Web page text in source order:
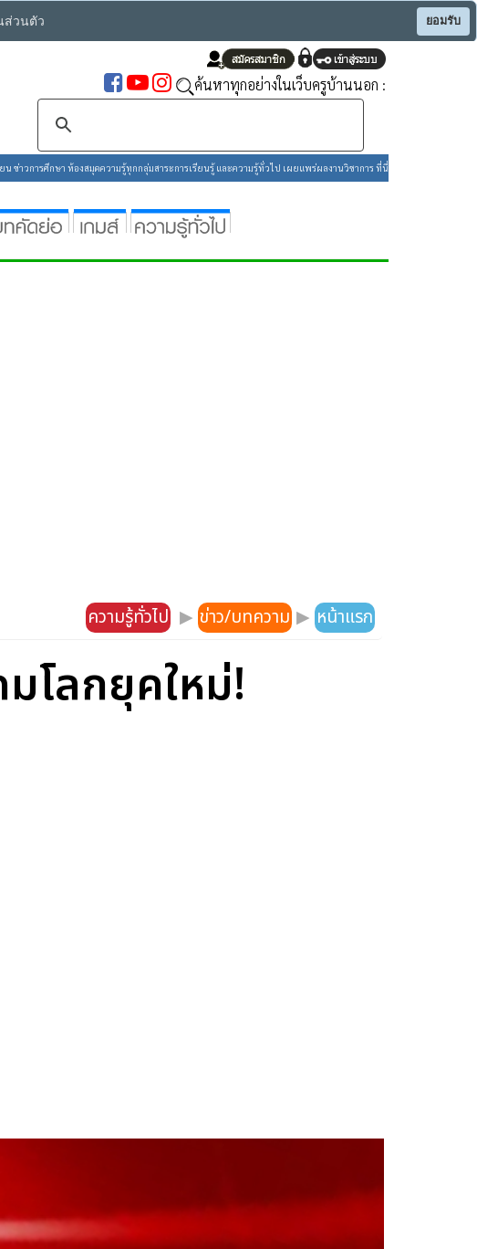
ส่วนตัว ยอมรับ
ค้นหาทุกอย่างในเว็บครูบ้านนอก :
ข่าวการศึกษา ห้องสมุดความรู้ทุกกลุ่มสาระการเรียนรู้ และความรู้ทั่วไป เผยแพร่ผลงานวิชาการ ที่นี่
ความรู้ทั่วไป ▶ ข่าว/บทความ ▶ หน้าแรก
โลกยุคใหม่!